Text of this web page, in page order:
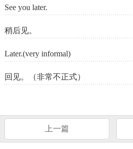
See you later.
稍后见。
Later.(very informal)
回见。（非常不正式）
上一篇